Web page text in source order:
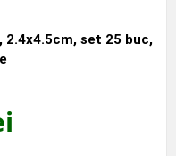
set 25 buc,